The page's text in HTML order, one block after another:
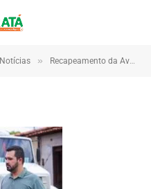
Notícias » Recapeamento da Avenida São Francisco marca início de novas obras de infraestrutura em Coroatá